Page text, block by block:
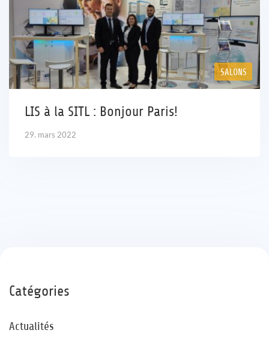
FR
SALONS
LIS à la SITL : Bonjour Paris!
29. mars 2022
Catégories
Actualités